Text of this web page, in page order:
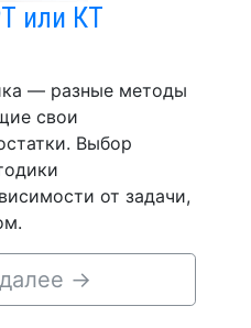
или КТ
— разные методы
свои
Выбор
от задачи,
→